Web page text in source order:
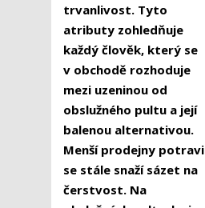
trvanlivost. Tyto
atributy zohledňuje
každý člověk, který se
v obchodě rozhoduje
mezi uzeninou od
obslužného pultu a její
balenou alternativou.
Menší prodejny
se stále snaží sázet na
čerstvost. Na